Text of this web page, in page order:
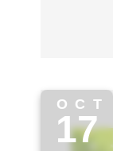
OCT
17
"